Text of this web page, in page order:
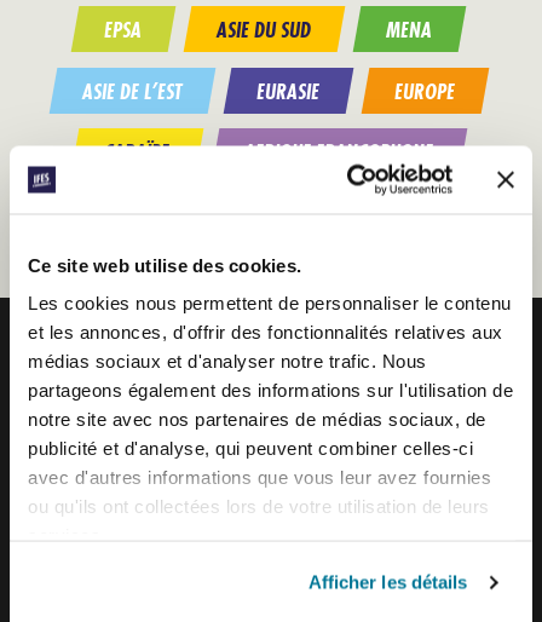
Ce site web utilise des cookies.
Les cookies nous permettent de personnaliser le contenu
et les annonces, d'offrir des fonctionnalités relatives aux
médias sociaux et d'analyser notre trafic. Nous
partageons également des informations sur l'utilisation de
notre site avec nos partenaires de médias sociaux, de
publicité et d'analyse, qui peuvent combiner celles-ci
avec d'autres informations que vous leur avez fournies
ou qu'ils ont collectées lors de votre utilisation de leurs
Afficher les détails
ASIE DE L’EST
ASIE DU SUD
EURASIE
EPSA MENA
CARAÏBE
EUROPE
AFRIQUE FRANCOPHONE
IFES · INTERNATIONAL FELLOWSHIP OF
EVANGELICAL STUDENTS
NOTRE VISION MONDIALE
NOTRE TRAVAIL
NOTRE ÉQUIPE MISSIONNAIRE